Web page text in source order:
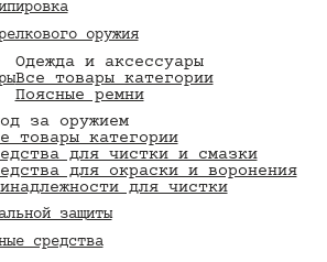
оружия
Одежда и аксессуары
Все товары категории
Поясные ремни
за оружием
товары категории
для чистки и смазки
для окраски и воронения
для чистки
защиты
средства